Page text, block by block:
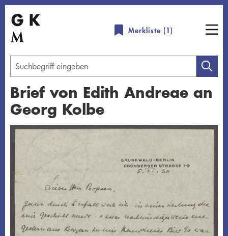
Direkt
zum
Inhalt
Merkliste (1)
Geben
Sie
einen
Suchbegriff
Brief von Edith Andreae an
Georg Kolbe